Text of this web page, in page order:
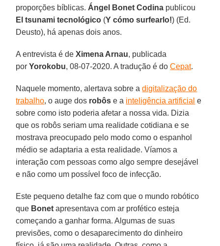
proporções bíblicas. Ángel Bonet Codina publicou
El tsunami tecnológico (Y cómo surfearlo!) (Ed.
Deusto), há apenas dois anos.
A entrevista é de Ximena Arnau, publicada
porYorokobu, 08-07-2020. A tradução é doCepat.
Naquele momento, alertava sobre adigitalização do
trabalho, o auge dos robôs e a inteligência artificial e
sobre como isto poderia afetar a nossa vida. Dizia
que os robôs seriam uma realidade cotidiana e se
mostrava preocupado pelo modo como o espanhol
médio se adaptaria a esta realidade. Víamos a
interação com pessoas como algo sempre desejável
e não como um possível foco de infecção.
Este pequeno detalhe faz com que o mundo robótico
que Bonet apresentava com ar profético esteja
começando a ganhar forma. Algumas de suas
previsões, como o desaparecimento do dinheiro